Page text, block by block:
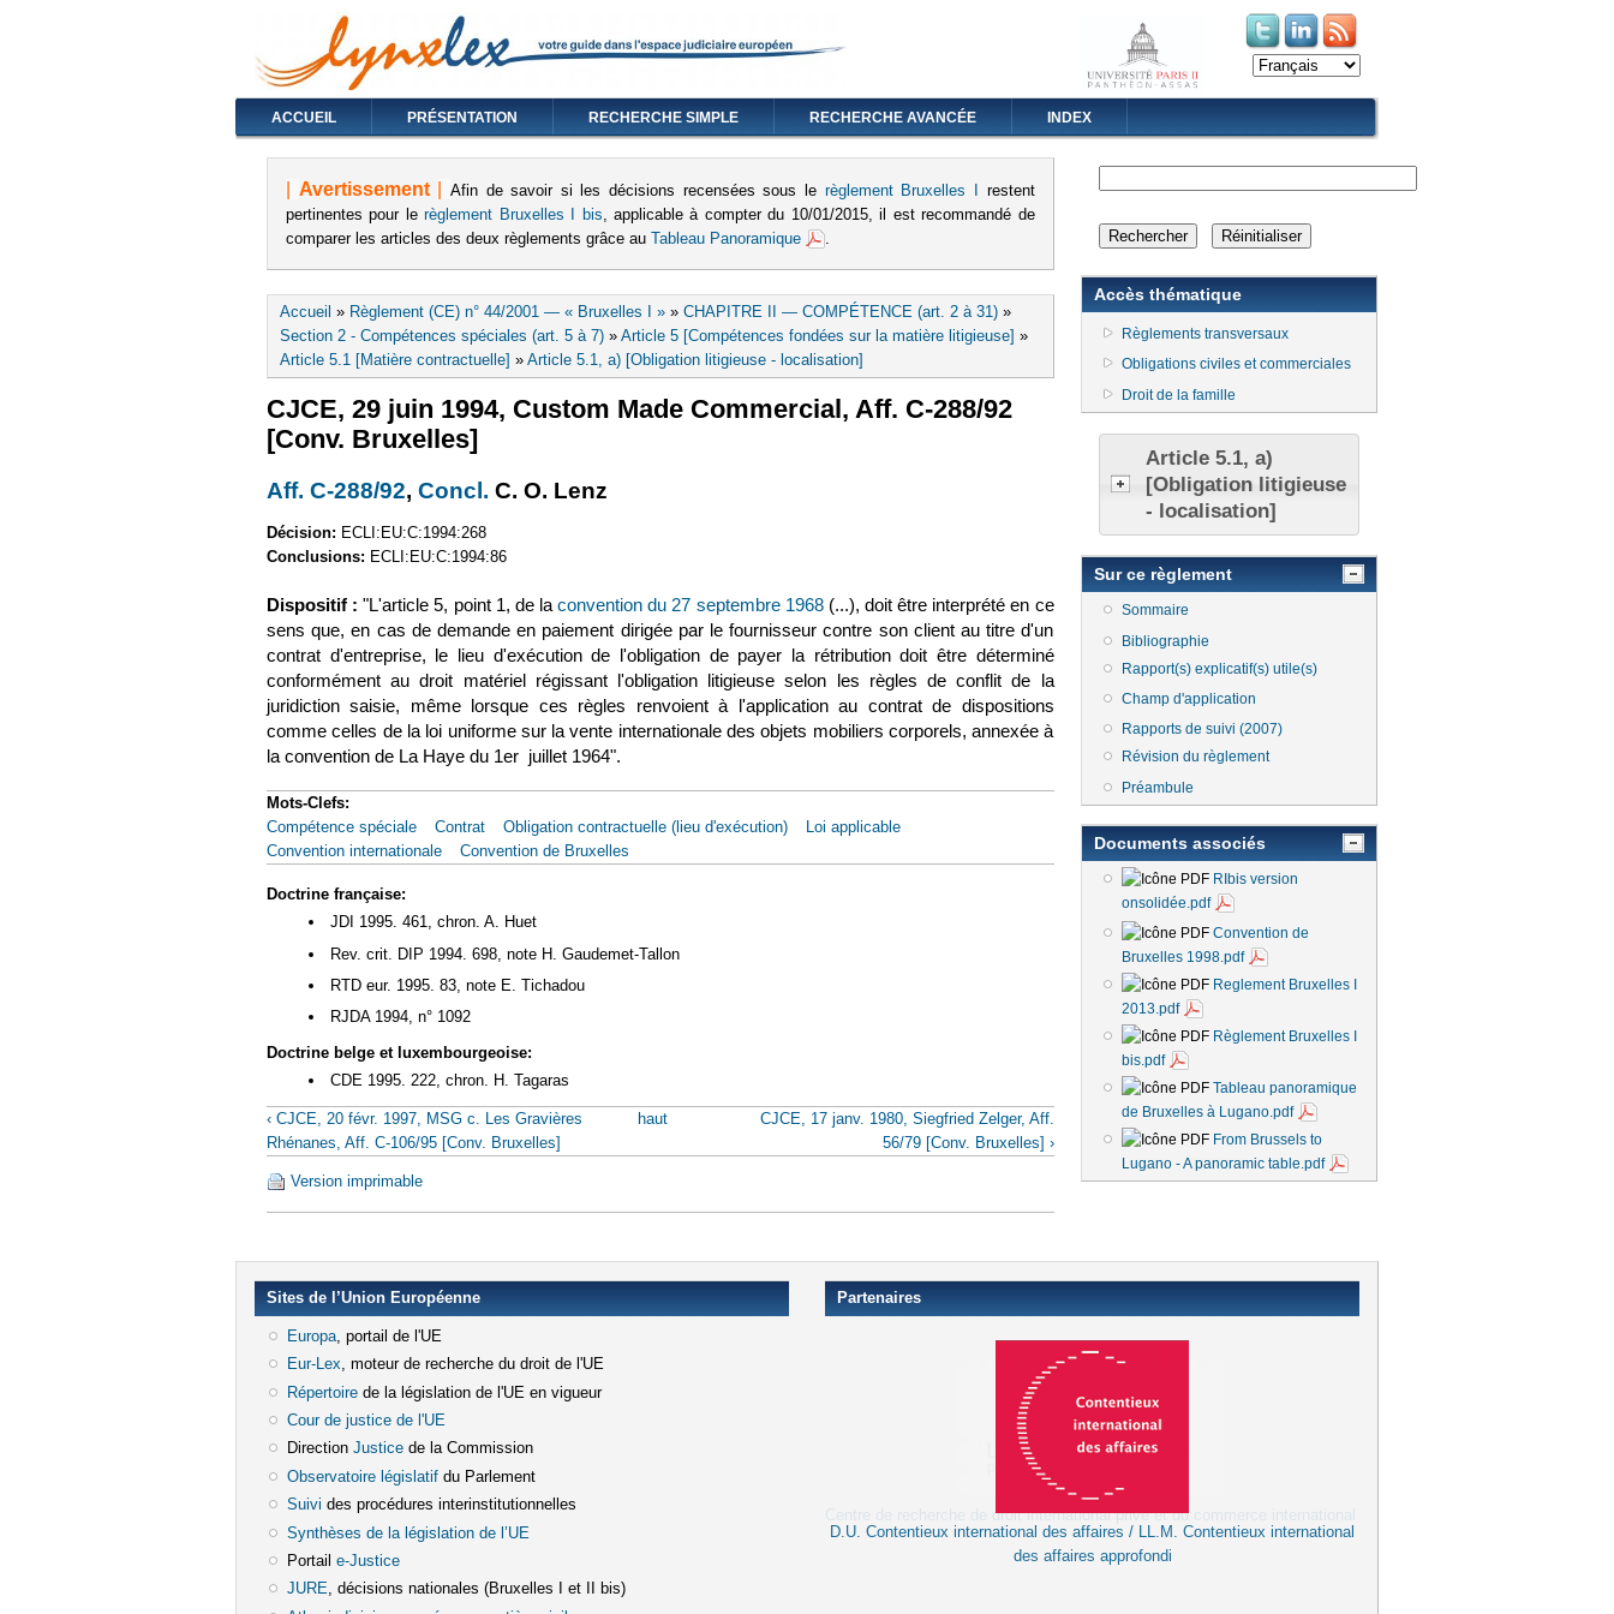
(le lien est externe)
(le lien est externe)
ACCUEIL PRÉSENTATION RECHERCHE SIMPLE RECHERCHE AVANCÉE INDEX
Avertissement Afin de savoir si les décisions recensées sous le règlement Bruxelles I
restent
pertinentes pour lerèglement Bruxelles I bis, applicable à compter du 10/01/2015, il est recommandé de
comparer les articles des deux règlements grâce au Tableau Panoramique .
Vous êtes ici
Accueil » Règlement (CE) n° 44/2001 — « Bruxelles I » » CHAPITRE II — COMPÉTENCE (art. 2 à 31) »
Section 2 - Compétences spéciales (art. 5 à 7) » Article 5 [Compétences fondées sur la matière litigieuse] »
Article 5.1 [Matière contractuelle] » Article 5.1, a) [Obligation litigieuse - localisation]
CJCE, 29 juin 1994, Custom Made Commercial, Aff. C-288/92
[Conv. Bruxelles]
Aff. C-288/92(le lien est externe)
, Concl. (le lien est externe)
C. O. Lenz
Décision: ECLI:EU:C:1994:268
Conclusions: ECLI:EU:C:1994:86
Dispositif : "L'article 5, point 1, de laconvention du 27 septembre 1968(le lien est externe)
(...), doit être interprété en ce
sens que, en cas de demande en paiement dirigée par le fournisseur contre son client au titre d'un
contrat d'entreprise, le lieu d'exécution de l'obligation de payer la rétribution doit être déterminé
conformément au droit matériel régissant l'obligation litigieuse selon les règles de conflit de la
juridiction saisie, même lorsque ces règles renvoient à l'application au contrat de dispositions
comme celles de la loi uniforme sur la vente internationale des objets mobiliers corporels, annexée à
la convention de La Haye du 1er juillet 1964".
Mots-Clefs:
Compétence spéciale
Contrat Obligation contractuelle (lieu d'exécution)
Loi applicable
Convention internationale
Convention de Bruxelles
Doctrine française:
JDI 1995. 461, chron. A. Huet
Rev. crit. DIP 1994. 698, note H. Gaudemet-Tallon
RTD eur. 1995. 83, note E. Tichadou
RJDA 1994, n° 1092
Doctrine belge et luxembourgeoise:
CDE 1995. 222, chron. H. Tagaras
‹ CJCE, 20 févr. 1997, MSG c. Les Gravières
Rhénanes, Aff. C-106/95 [Conv. Bruxelles]
haut
CJCE, 17 janv. 1980, Siegfried Zelger, Aff.
56/79 [Conv. Bruxelles] ›
Version imprimable
Accès thématique
Règlements transversaux
Obligations civiles et commerciales
Droit de la famille
Article 5.1, a)
[Obligation litigieuse
- localisation]
Sur ce règlement
Sommaire
Bibliographie
Rapport(s) explicatif(s) utile(s)
Champ d'application
Rapports de suivi (2007)
Révision du règlement
Préambule
Documents associés
RIbis version
onsolidée.pdf
Convention de
Bruxelles 1998.pdf
Reglement Bruxelles I
2013.pdf
Règlement Bruxelles I
bis.pdf
Tableau panoramique
de Bruxelles à Lugano.pdf
From Brussels to
Lugano - A panoramic table.pdf
Sites de l’Union Européenne
Europa(le lien est externe)
, portail de l'UE
Eur-Lex(le lien est externe)
, moteur de recherche du droit de l'UE
Répertoire(le lien est externe)
de la législation de l'UE en vigueur
Cour de justice de l'UE(le lien est externe)
Direction Justice(le lien est externe)
de la Commission
Observatoire législatif(le lien est externe)
du Parlement
Suivi (le lien est externe)
des procédures interinstitutionnelles
Synthèses de la législation de l’UE
Portail e-Justice(le lien est externe)
JURE(le lien est externe)
, décisions nationales (Bruxelles I et II bis)
Partenaires
D.U. Contentieux international des affaires / LL.M. Contentieux international
des affaires approfondi